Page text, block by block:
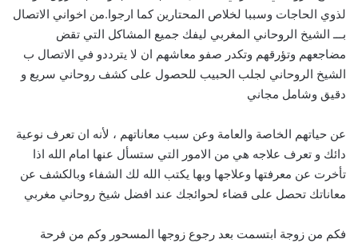
لذوي الحاجات وسببا لخلاص المحتارين كما ارجوا.من اخواني الاتصال
بـــ الشيخ الروحاني المغربي ليفك جميع المشاكل التي تقض
مضاجعهم وتؤرقهم وتكدر صفو معاشهم ان لا يترددو في الاتصال ب
الشيخ الروحاني لجلب الحبيب للحصول على كشف روحاني سريع و
دقيق وشامل مجاني
عن حياتهم الخاصة والعامة وعن سبب معاناتهم ، لأنه ان تعرف نوعية
دائك و تعرف علاجه هي من الامور التي ستسأل عنها امام الله اذا
تأخرت عن معرفتها وعلاجها وبها يكتب الله لك الشفاء وبالكشف عن
معاناتك تحصل على قضاء لحوائجك عند افضل شيخ روحاني مغربي
فكم من زوجة ابتسمت بعد رجوع زوجها المسحور وكم من فرحة